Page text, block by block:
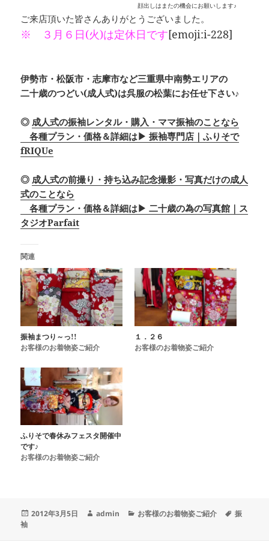
顔出しはまたの機会にお願いします♪
ご来店頂いた皆さんありがとうございました。
※ ３月６日(火)は定休日です[emoji:i-228]
伊勢市・松阪市・志摩市など三重県中南勢エリアの
二十歳のつどい(成人式)は呉服の松葉にお任せ下さい♪
◎ 成人式の振袖レンタル・購入・ママ振袖のことなら
各種プラン・価格＆詳細は▶ 振袖専門店｜ふりそで
fRIQUe
◎ 成人式の前撮り・持ち込み記念撮影・写真だけの成人
式のことなら
各種プラン・価格＆詳細は▶ 二十歳の為の写真館｜ス
タジオParfait
関連
振袖まつり～っ!!
お客様のお着物姿ご紹介
１．２６
お客様のお着物姿ご紹介
ふりそで春休みフェスタ開催中
です♪
お客様のお着物姿ご紹介
投
2012年3月5日
作
admin
カ
お客様のお着物姿ご紹介
タ
振
袖